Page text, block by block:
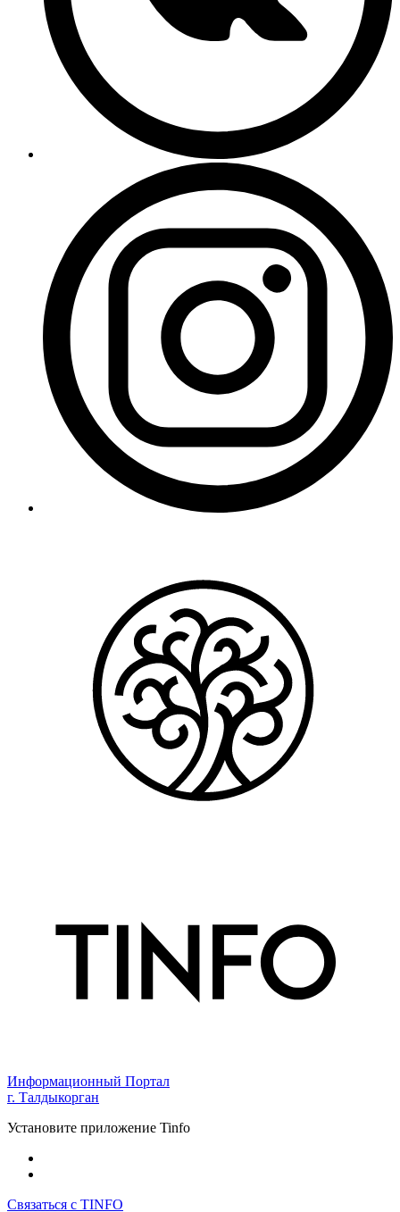
Информационный Портал
г. Талдыкорган
Установите приложение Tinfo
Связаться с TINFO